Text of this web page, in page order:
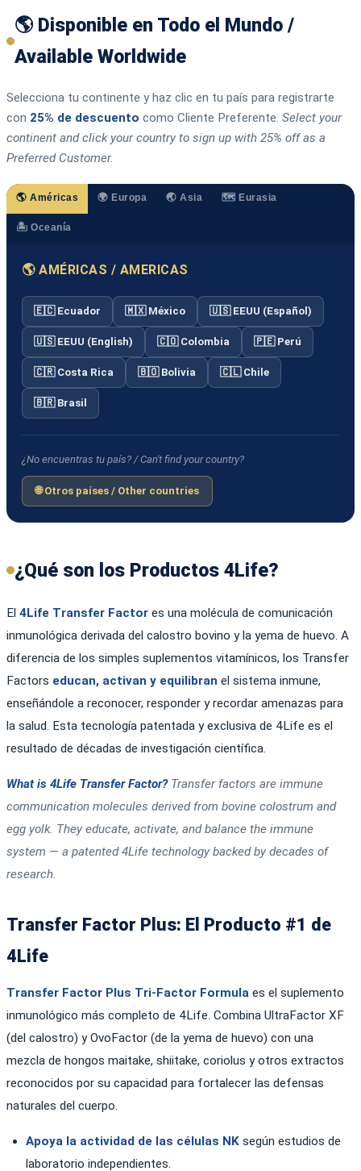
🌎 Disponible en Todo el Mundo /
Available Worldwide
Selecciona tu continente y haz clic en tu país para registrarte
con 25% de descuento como Cliente Preferente. Select your
continent and click your country to sign up with 25% off as a
Preferred Customer.
🌎 Américas 🌍 Europa 🌏 Asia 🗺️ Eurasia
🏝️ Oceanía
🌎 AMÉRICAS / AMERICAS
🇪🇨 Ecuador 🇲🇽 México 🇺🇸 EEUU (Español)
🇺🇸 EEUU (English) 🇨🇴 Colombia 🇵🇪 Perú
🇨🇷 Costa Rica 🇧🇴 Bolivia 🇨🇱 Chile
🇧🇷 Brasil
¿No encuentras tu país? / Can't find your country?
🌐 Otros países / Other countries
¿Qué son los Productos 4Life?
El 4Life Transfer Factor es una molécula de comunicación
inmunológica derivada del calostro bovino y la yema de huevo. A
diferencia de los simples suplementos vitamínicos, los Transfer
Factors educan, activan y equilibran el sistema inmune,
enseñándole a reconocer, responder y recordar amenazas para
la salud. Esta tecnología patentada y exclusiva de 4Life es el
resultado de décadas de investigación científica.
What is 4Life Transfer Factor?Transfer factors are immune
communication molecules derived from bovine colostrum and
egg yolk. They educate, activate, and balance the immune
system — a patented 4Life technology backed by decades of
research.
Transfer Factor Plus: El Producto #1 de
4Life
Transfer Factor Plus Tri-Factor Formula es el suplemento
inmunológico más completo de 4Life. Combina UltraFactor XF
(del calostro) y OvoFactor (de la yema de huevo) con una
mezcla de hongos maitake, shiitake, coriolus y otros extractos
reconocidos por su capacidad para fortalecer las defensas
naturales del cuerpo.
Apoya la actividad de las células NK según estudios de
laboratorio independientes.